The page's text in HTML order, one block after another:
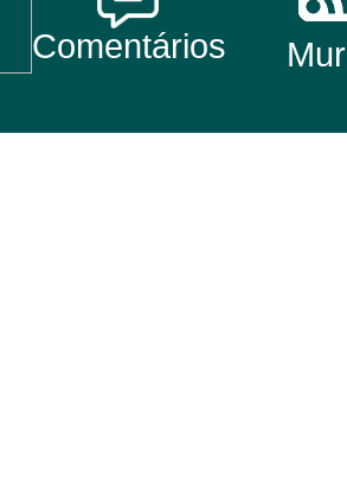
Comentários